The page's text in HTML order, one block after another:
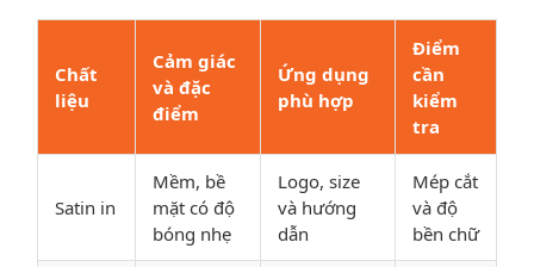
Chất
liệu
Cảm giác
và đặc
điểm
Ứng dụng
phù hợp
Điểm
cần
kiểm
tra
Satin in
Mềm, bề
mặt có độ
bóng nhẹ
Logo, size
và hướng
dẫn
Mép cắt
và độ
bền chữ